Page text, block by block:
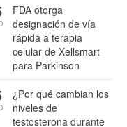
FDA otorga
designación de vía
rápida a terapia
celular de Xellsmart
para Parkinson
¿Por qué cambian los
niveles de
testosterona durante